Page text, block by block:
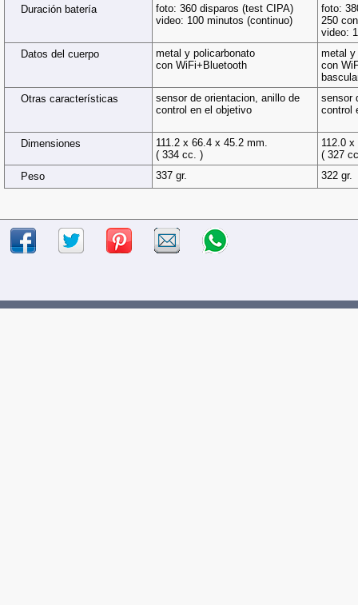
Duración batería
foto: 360 disparos (test CIPA)
video: 100 minutos (continuo)
foto:
250
video:
Datos del cuerpo
metal y policarbonato
con WiFi+Bluetooth
metal y
con
Otras características
sensor de orientacion, anillo de
control en el objetivo
sensor
control
Dimensiones
111.2 x 66.4 x 45.2 mm.
( 334 cc. )
112.0
( 327
Peso
337 gr. 322 gr.